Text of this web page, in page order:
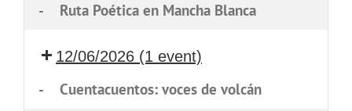
- Ruta Poética en Mancha Blanca
12/06/2026 (1 event)
- Cuentacuentos: voces de volcán